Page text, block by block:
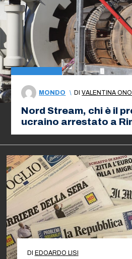
MONDO \ DIVALENTINA
Nord Stream, chi è il
ucraino arrestato a
DI EDOARDO LISI